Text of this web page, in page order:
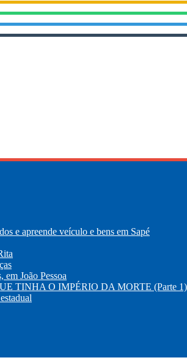
e apreende veículo e bens em Sapé
João Pessoa
TINHA O IMPÉRIO DA MORTE (Parte 1)